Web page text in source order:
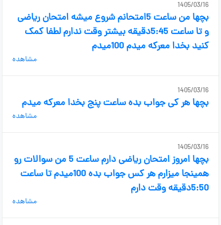
1405/03/16
بچها من ساعت 5امتحانم شروع میشه امتحان ریاضی
و تا ساعت 5:45دقیقه بیشتر وقت ندارم لطفا کمک
کنید بخدا معرکه میدم 100میدم
مشاهده
1405/03/16
بچها هر کی جواب بده ساعت پنج بخدا معرکه میدم
مشاهده
1405/03/16
بچها امروز امتحان ریاضی دارم ساعت 5 من سوالات رو
همینجا میزارم هر کس جواب بده 100میدم تا ساعت
5:50دقیقه وقت دارم
مشاهده